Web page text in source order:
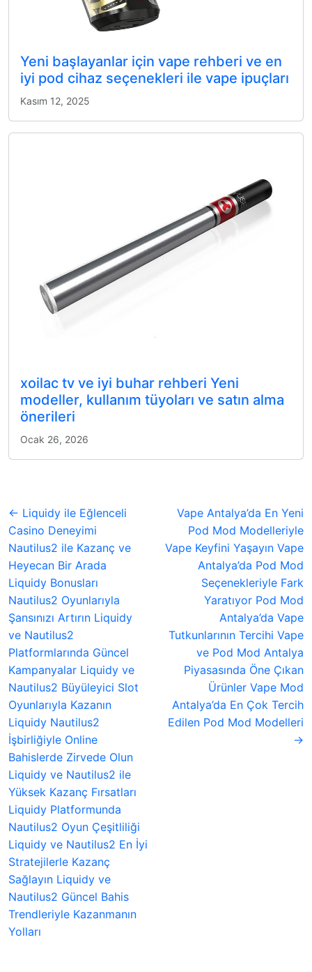
Yeni başlayanlar için vape rehberi ve en
iyi pod cihaz seçenekleri ile vape ipuçları
Kasım 12, 2025
xoilac tv ve iyi buhar rehberi Yeni
modeller, kullanım tüyoları ve satın alma
önerileri
Ocak 26, 2026
← Liquidy ile Eğlenceli
Casino Deneyimi
Nautilus2 ile Kazanç ve
Heyecan Bir Arada
Liquidy Bonusları
Nautilus2 Oyunlarıyla
Şansınızı Artırın Liquidy
ve Nautilus2
Platformlarında Güncel
Kampanyalar Liquidy ve
Nautilus2 Büyüleyici Slot
Oyunlarıyla Kazanın
Liquidy Nautilus2
İşbirliğiyle Online
Bahislerde Zirvede Olun
Liquidy ve Nautilus2 ile
Yüksek Kazanç Fırsatları
Liquidy Platformunda
Nautilus2 Oyun Çeşitliliği
Liquidy ve Nautilus2 En İyi
Stratejilerle Kazanç
Sağlayın Liquidy ve
Nautilus2 Güncel Bahis
Trendleriyle Kazanmanın
Yolları
Vape Antalya’da En Yeni
Pod Mod Modelleriyle
Vape Keyfini Yaşayın Vape
Antalya’da Pod Mod
Seçenekleriyle Fark
Yaratıyor Pod Mod
Antalya’da Vape
Tutkunlarının Tercihi Vape
ve Pod Mod Antalya
Piyasasında Öne Çıkan
Ürünler Vape Mod
Antalya’da En Çok Tercih
Edilen Pod Mod Modelleri
→